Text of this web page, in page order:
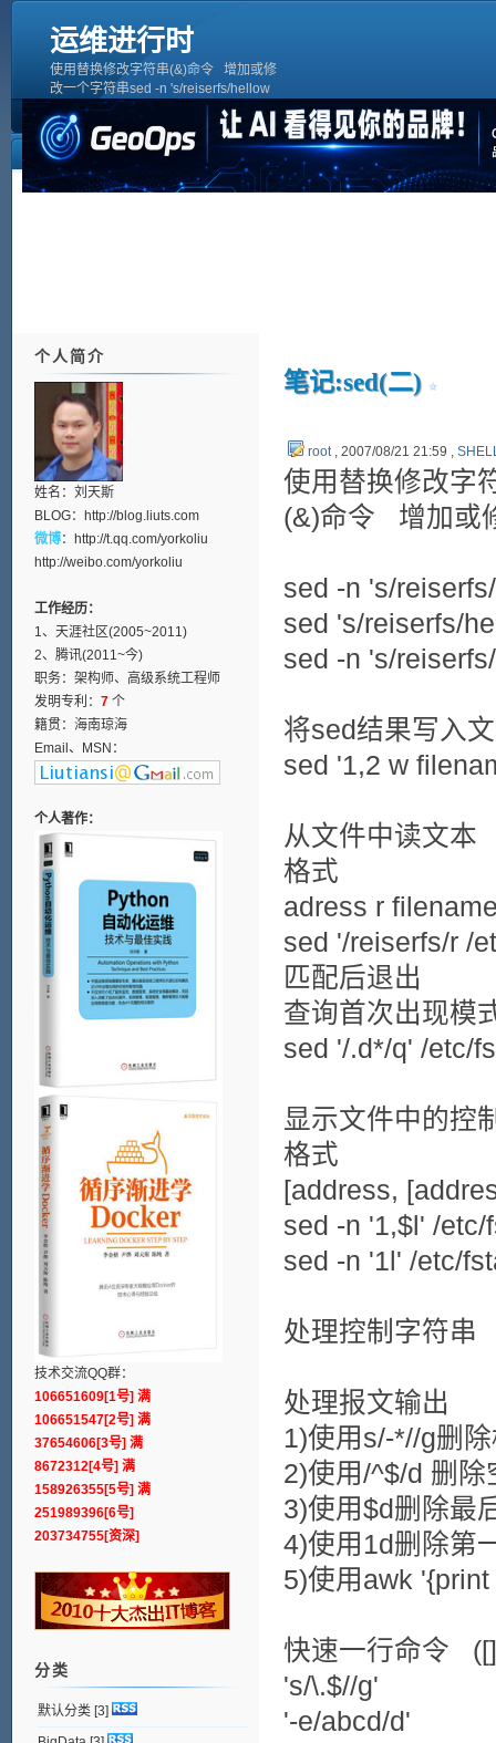
运维进行时
使用替换修改字符串(&)命令 增加或修
改一个字符串sed -n 's/reiserfs/hellow
&/p' /etc/fstabsed 's/reiserfs/hellow &/p'
/etc/fstabsed -n 's/reiserfs/& hellow/g p'
/etc/fstab将
笔记:sed(二)
root, 2007/08/21 21:59 ,
使用替换修改字
(&)命令 增加或
sed -n 's/
sed 's/reiserfs/
sed -n 's/
将sed结果写入
sed '1,2 w
从文件中读文本
格式
adress r
sed '/reiserfs/r /
匹配后退出
查询首次出现模
sed '/.d*/q' /etc/
显示文件中的控
格式
[address,
sed -n '1,$l' /etc/
sed -n '1l' /etc/
处理控制字符串
处理报文输出
1)使用s/-*//g删
2)使用/^$/d 删除
3)使用$d删除最
4)使用1d删除第
5)使用awk
快速一行命令
's/\.$//g' 删
'-e/abcd/d'
个人简介
姓名：刘天斯
BLOG： http://blog.liuts.com
微博： http://t.qq.com/yorkoliu
http://weibo.com/yorkoliu
工作经历：
1、天涯社区(2005~2011)
2、腾讯(2011~今)
职务：架构师、高级系统工程师
发明专利： 7个
籍贯：海南琼海
Email、MSN：
个人著作：
技术交流QQ群：
106651609[1号] 满
106651547[2号] 满
37654606[3号] 满
8672312[4号] 满
158926355[5号] 满
251989396[6号]
203734755[资深]
分类
默认分类[3]